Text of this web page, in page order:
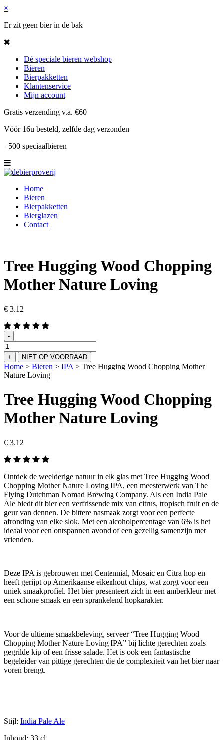
×
Er zit geen bier in de bak
Dé speciale bieren webshop
Bieren
Bierpakketten
Klantenservice
Mijn account
Gratis verzending v.a. €60
Vóór 16u besteld, zelfde dag verzonden
+500 speciaalbieren
Home
Bieren
Bierpakketten
Bierglazen
Contact
Tree Hugging Wood Chopping
Mother Nature Loving
€ 3.12
-
Tree
Hugging
Wood
Chopping
Mother
Loving
aantal
+ NIET OP VOORRAAD
Home > Bieren > IPA > Tree Hugging Wood Chopping Mother
Nature Loving
Tree Hugging Wood Chopping
Mother Nature Loving
€ 3.12
Ontdek de weelderige natuur in elk glas met Tree Hugging Wood
Chopping Mother Nature Loving IPA, een meesterwerk van The
Flying Dutchman Nomad Brewing Company. Als een India Pale
Ale biedt dit bier een verfrissende mix van citrus, tropisch fruit en de
geur van dennen. De bittere nasmaak zorgt voor een perfecte
afronding van elke slok. Met een alcoholpercentage van 6% is het
ideaal voor een ontspannen avond of een gezellig samenzijn met
vrienden.
Deze IPA is gebrouwen met Centennial, Mosaic en Citra hop en
heeft gerijpt op Amerikaanse eikenhout chips, wat zorgt voor een
uniek smaakprofiel. Het bier presenteert zich in een amberkleur met
een schone smaak en een sprankelend hopkarakter.
Voor de ultieme smaakbeleving, serveer “Tree Hugging Wood
Chopping Mother Nature Loving IPA” bij lichte gerechten zoals
gegrilde kip of een frisse salade. Het is ook een fantastische
begeleider van pittige gerechten die de complexiteit van het bier naar
voren brengt.
Stijl: India Pale Ale
Inhoud: 33 cl